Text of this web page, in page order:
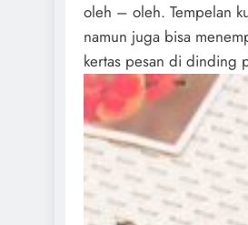
oleh – oleh. Tempelan
namun juga bisa
kertas pesan di dinding